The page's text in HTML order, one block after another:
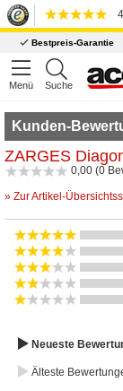
Bestpreis-Garantie
Menü Suche
Kunden-
ZARGES
0,00 (0
» Zur Artikel-
Neueste
Älteste